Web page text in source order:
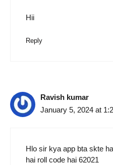
Hii
Reply
Ravish kumar
January 5, 2024 at
Hlo sir kya app bta skte
hai roll code hai 62021